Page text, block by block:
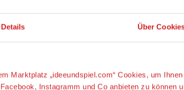
Details Über
Marktplatz „ideeundspiel.com“ Cookies, um
Instagramm und Co anbieten zu können
Mickys und Minnies